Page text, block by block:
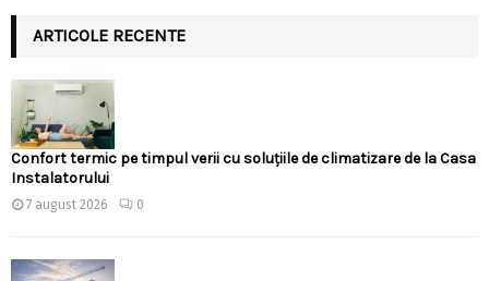
ARTICOLE RECENTE
Confort termic pe timpul verii cu soluțiile de climatizare de la Casa
Instalatorului
7 august 2026 0